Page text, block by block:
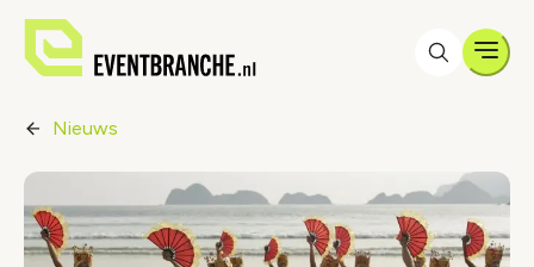
Nieuws